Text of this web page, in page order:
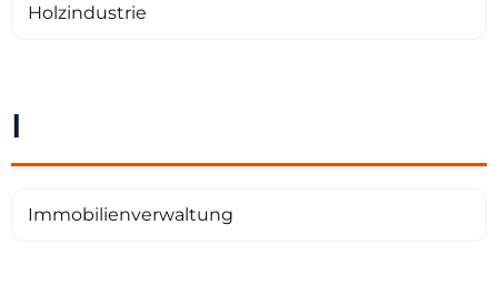
Holzindustrie
I
Immobilienverwaltung